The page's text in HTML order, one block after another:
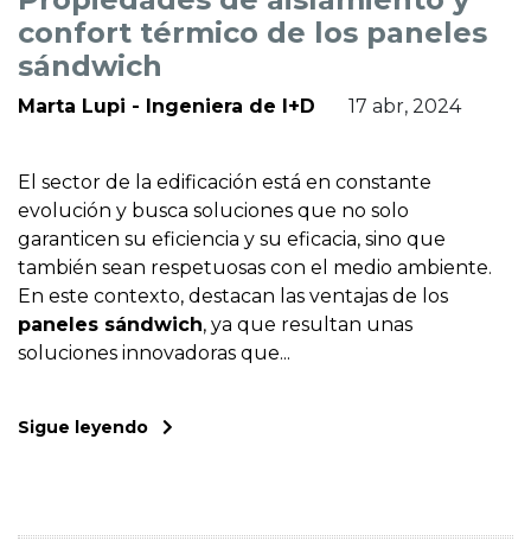
confort térmico de los paneles
sándwich
Marta Lupi - Ingeniera de I+D 17 abr, 2024
El sector de la edificación está en constante
evolución y busca soluciones que no solo
garanticen su eficiencia y su eficacia, sino que
también sean respetuosas con el medio ambiente.
En este contexto, destacan las ventajas de los
paneles sándwich, ya que resultan unas
soluciones innovadoras que...
Sigue leyendo